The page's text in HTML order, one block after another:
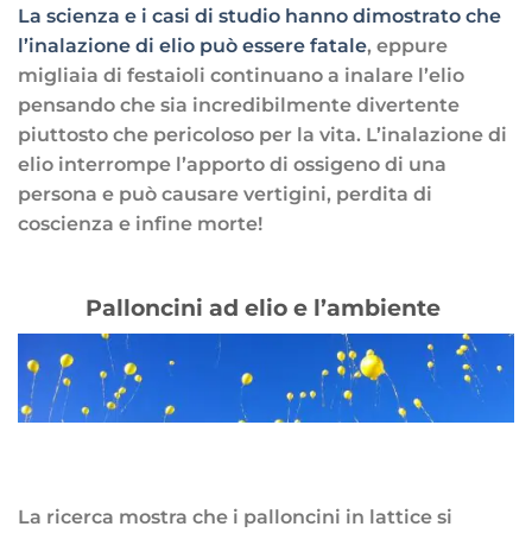
La scienza e i casi di studio hanno dimostrato che
l’inalazione di elio può essere fatale, eppure
migliaia di festaioli continuano a inalare l’elio
pensando che sia incredibilmente divertente
piuttosto che pericoloso per la vita. L’inalazione di
elio interrompe l’apporto di ossigeno di una
persona e può causare vertigini, perdita di
coscienza e infine morte!
Palloncini ad elio e l’ambiente
La ricerca mostra che i palloncini in lattice si